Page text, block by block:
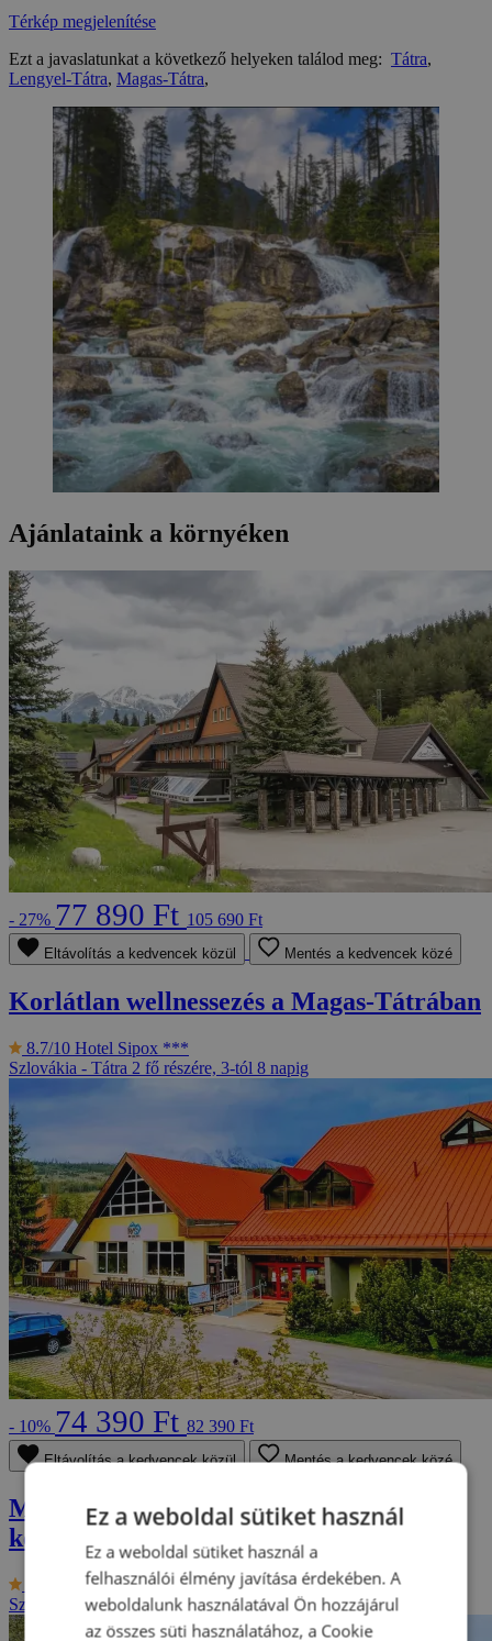
Térkép megjelenítése
Ezt a javaslatunkat a következő helyeken találod meg: Tátra,
Lengyel-Tátra, Magas-Tátra,
Ajánlataink a környéken
- 27% 77 890 Ft 105 690 Ft
Eltávolítás a kedvencek közül Mentés a kedvencek közé
Korlátlan wellnessezés a Magas-Tátrában
8.7/10 Hotel Sipox ***
Szlovákia - Tátra 2 fő részére, 3-tól 8 napig
- 10% 74 390 Ft 82 390 Ft
Eltávolítás a kedvencek közül Mentés a kedvencek közé
Magas-tátrai üdülés aquapark
kedvezménnyel
Hotel Rysy ***
Szlovákia - Tátra2 fő részére, 3-tól 8 napig
Ez a weboldal sütiket használ
Ez a weboldal sütiket használ a
felhasználói élmény javítása érdekében. A
weboldalunk használatával Ön hozzájárul
az összes süti használatához, a Cookie